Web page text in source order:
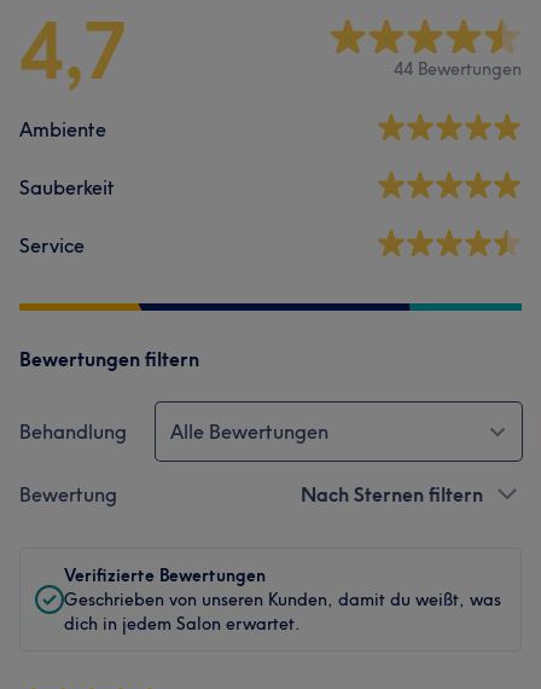
4,7 44 Bewertungen
Ambiente
Sauberkeit
Service
Bewertungen filtern
Behandlung Alle Bewertungen
Bewertung Nach Sternen filtern
Verifizierte Bewertungen
Geschrieben von unseren Kunden, damit du weißt, was
dich in jedem Salon erwartet.